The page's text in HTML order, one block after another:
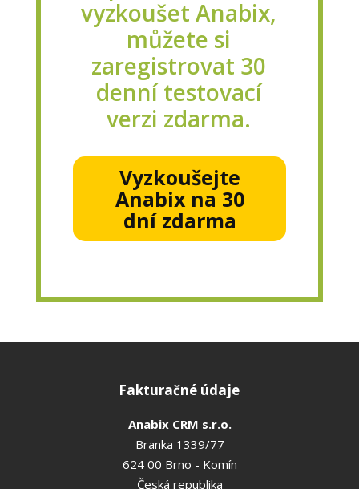
vyzkoušet Anabix,
můžete si
zaregistrovat 30
denní testovací
verzi zdarma.
Vyzkoušejte
Anabix na 30
dní zdarma
Fakturačné údaje
Anabix CRM s.r.o.
Branka 1339/77
624 00 Brno - Komín
Česká republika